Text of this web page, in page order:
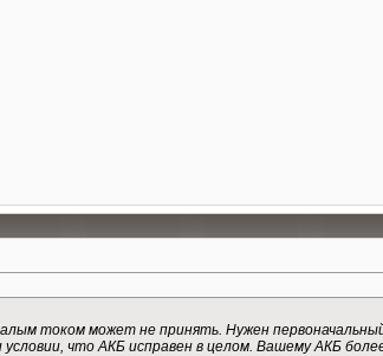
током может не принять. Нужен
что АКБ исправен в целом. Вашему АКБ